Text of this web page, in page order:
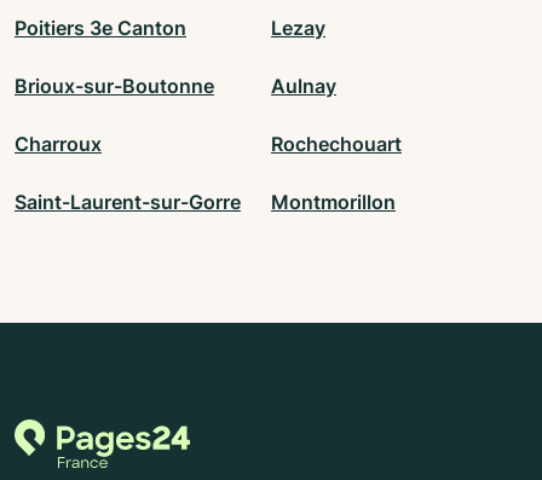
Poitiers 3e Canton Lezay
Brioux-sur-Boutonne Aulnay
Charroux Rochechouart
Saint-Laurent-sur-Gorre Montmorillon